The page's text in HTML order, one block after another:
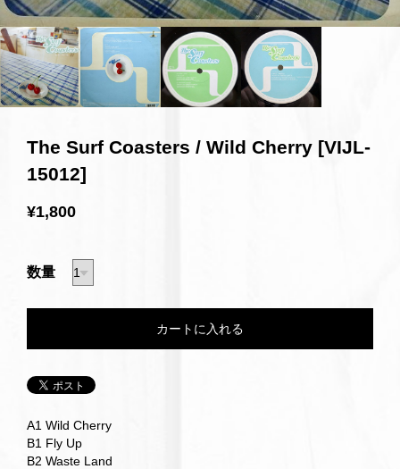
The Surf Coasters / Wild Cherry [VIJL-
15012]
¥1,800
数量
A1 Wild Cherry
B1 Fly Up
B2 Waste Land